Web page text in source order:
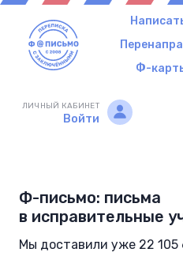
Ф-
ЛИЧНЫЙ КАБИНЕТ
Войти
Ф-письмо: письма
в исправительные
Мы доставили уже 22 105